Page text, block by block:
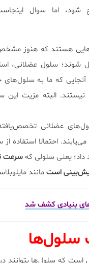
شود، اما سوال
هستند که هنوز
سلول عضلانی،
آنجایی که ما به سلول‌های
نیستند. البته مزیت این
عضلانی
احتمالا استفاده
یعنی سلولی کهسرعت
پیش‌بینی استمانند
بنیادی کشف شد
که سلول‌ها بتوانند